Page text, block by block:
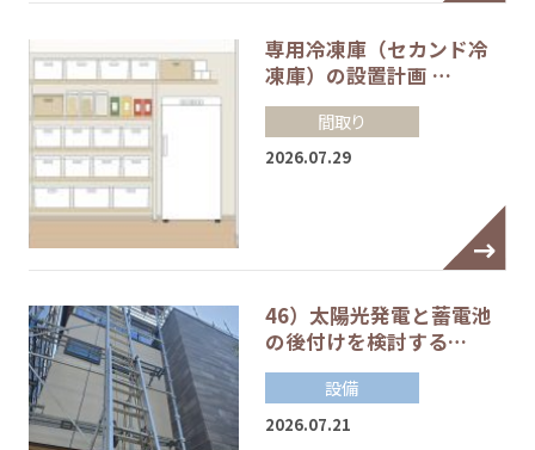
専用冷凍庫（セカンド冷
凍庫）の設置計画 …
間取り
2026.07.29
46）太陽光発電と蓄電池
の後付けを検討する…
設備
2026.07.21